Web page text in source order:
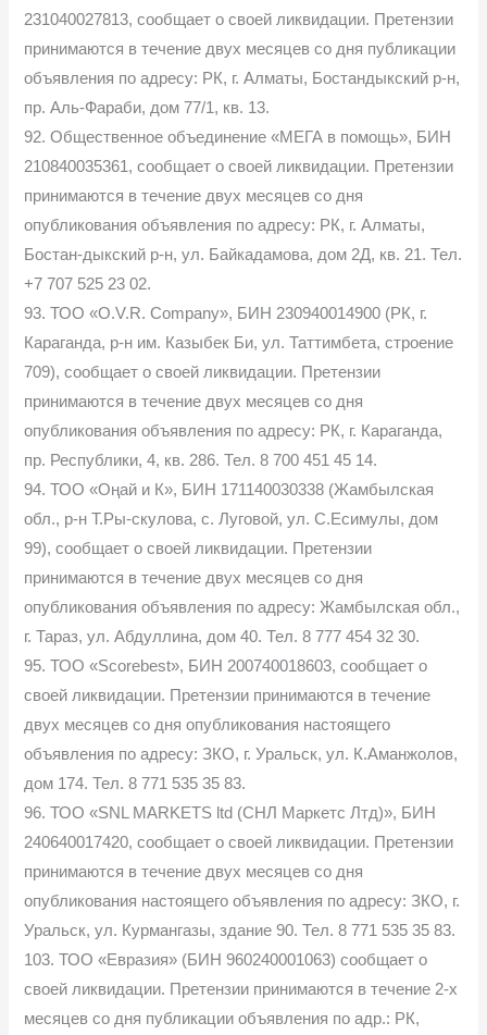
231040027813, сообщает о своей ликвидации. Претензии
принимаются в течение двух месяцев со дня публикации
объявления по адресу: РК, г. Алматы, Бостандыкский р-н,
пр. Аль-Фараби, дом 77/1, кв. 13.
92. Общественное объединение «МЕГА в помощь», БИН
210840035361, сообщает о своей ликвидации. Претензии
принимаются в течение двух месяцев со дня
опубликования объявления по адресу: РК, г. Алматы,
Бостан-дыкский р-н, ул. Байкадамова, дом 2Д, кв. 21. Тел.
+7 707 525 23 02.
93. ТОО «O.V.R. Company», БИН 230940014900 (РК, г.
Караганда, р-н им. Казыбек Би, ул. Таттимбета, строение
709), сообщает о своей ликвидации. Претензии
принимаются в течение двух месяцев со дня
опубликования объявления по адресу: РК, г. Караганда,
пр. Республики, 4, кв. 286. Тел. 8 700 451 45 14.
94. ТОО «Оңай и К», БИН 171140030338 (Жамбылская
обл., р-н Т.Ры-скулова, с. Луговой, ул. С.Есимулы, дом
99), сообщает о своей ликвидации. Претензии
принимаются в течение двух месяцев со дня
опубликования объявления по адресу: Жамбылская обл.,
г. Тараз, ул. Абдуллина, дом 40. Тел. 8 777 454 32 30.
95. ТОО «Scorebest», БИН 200740018603, сообщает о
своей ликвидации. Претензии принимаются в течение
двух месяцев со дня опубликования настоящего
объявления по адресу: ЗКО, г. Уральск, ул. К.Аманжолов,
дом 174. Тел. 8 771 535 35 83.
96. ТОО «SNL MARKETS ltd (СНЛ Маркетс Лтд)», БИН
240640017420, сообщает о своей ликвидации. Претензии
принимаются в течение двух месяцев со дня
опубликования настоящего объявления по адресу: ЗКО, г.
Уральск, ул. Курмангазы, здание 90. Тел. 8 771 535 35 83.
103. ТОО «Евразия» (БИН 960240001063) сообщает о
своей ликвидации. Претензии принимаются в течение 2-х
месяцев со дня публикации объявления по адр.: РК,